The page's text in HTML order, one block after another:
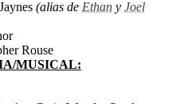
(alias de Ethan y Joel
Rouse
MUSICAL: